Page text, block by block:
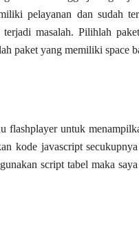
pelayanan dan sudah
masalah. Pilihlah
paket yang memiliki space
flashplayer untuk
kode javascript
script tabel maka